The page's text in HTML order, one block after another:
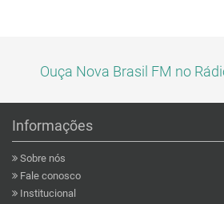
Ouça Nova Brasil FM no
Informações
Sobre nós
Fale conosco
Institucional